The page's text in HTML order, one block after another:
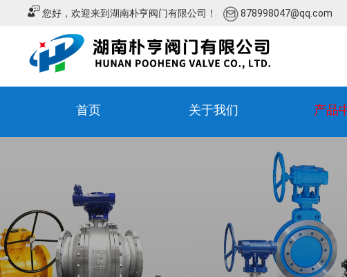
您好，欢迎来到湖南朴亨阀门有限公司！ 878998047@qq.com
首页 关于我们 产品